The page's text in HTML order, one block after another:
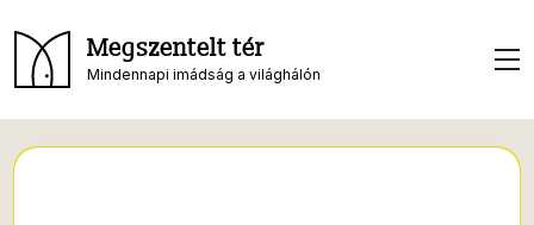
Megszentelt tér
Mindennapi imádság a világhálón